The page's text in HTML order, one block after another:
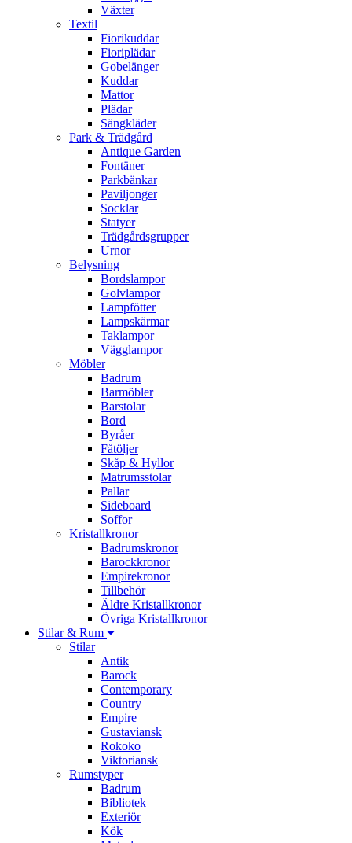
Växter
Textil
Fiorikuddar
Fioriplädar
Gobelänger
Kuddar
Mattor
Plädar
Sängkläder
Park & Trädgård
Antique Garden
Fontäner
Parkbänkar
Paviljonger
Socklar
Statyer
Trädgårdsgrupper
Urnor
Belysning
Bordslampor
Golvlampor
Lampfötter
Lampskärmar
Taklampor
Vägglampor
Möbler
Badrum
Barmöbler
Barstolar
Bord
Byråer
Fåtöljer
Skåp & Hyllor
Matrumsstolar
Pallar
Sideboard
Soffor
Kristallkronor
Badrumskronor
Barockkronor
Empirekronor
Tillbehör
Äldre Kristallkronor
Övriga Kristallkronor
Stilar & Rum
Stilar
Antik
Barock
Contemporary
Country
Empire
Gustaviansk
Rokoko
Viktoriansk
Rumstyper
Badrum
Bibliotek
Exteriör
Kök